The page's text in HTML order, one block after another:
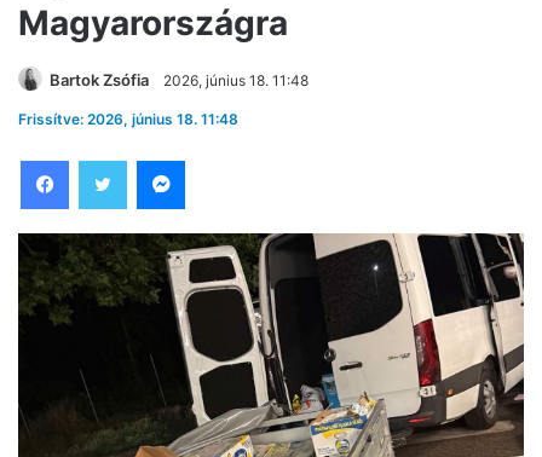
Magyarországra
Bartok Zsófia 2026, június 18. 11:48
Frissítve: 2026, június 18. 11:48